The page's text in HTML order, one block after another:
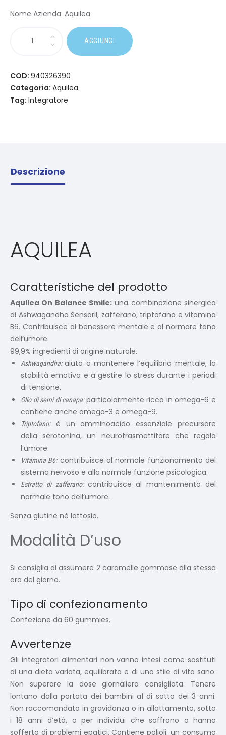
Nome Azienda: Aquilea
AGGIUNGI
COD: 940326390
Categoria: Aquilea
Tag: Integratore
Descrizione
AQUILEA
Caratteristiche del prodotto
Aquilea On Balance Smile: una combinazione sinergica
di Ashwagandha Sensoril, zafferano, triptofano e vitamina
B6. Contribuisce al benessere mentale e al normare tono
dell’umore.
99,9% ingredienti di origine naturale.
Ashwagandha:aiuta a mantenere l’equilibrio mentale, la
stabilità emotiva e a gestire lo stress durante i periodi
di tensione.
Olio di semi di canapa:particolarmente ricco in omega-6 e
contiene anche omega-3 e omega-9.
Triptofano:è un amminoacido essenziale precursore
della serotonina, un neurotrasmettitore che regola
l’umore.
Vitamina B6:contribuisce al normale funzionamento del
sistema nervoso e alla normale funzione psicologica.
Estratto di zafferano: contribuisce al mantenimento del
normale tono dell’umore.
Senza glutine nè lattosio.
Modalità D’uso
Si consiglia di assumere 2 caramelle gommose alla stessa
ora del giorno.
Tipo di confezionamento
Confezione da 60 gummies.
Avvertenze
Gli integratori alimentari non vanno intesi come sostituti
di una dieta variata, equilibrata e di uno stile di vita sano.
Non superare la dose giornaliera consigliata. Tenere
lontano dalla portata dei bambini al di sotto dei 3 anni.
Non raccomandato in gravidanza o in allattamento, sotto
i 18 anni d’età, o per individui che soffrono o hanno
sofferto di problemi epatici. Contiene polioli: un consumo